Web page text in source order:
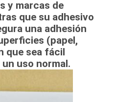
y marcas de
que su adhesivo
una adhesión
(papel,
que sea fácil
uso normal.